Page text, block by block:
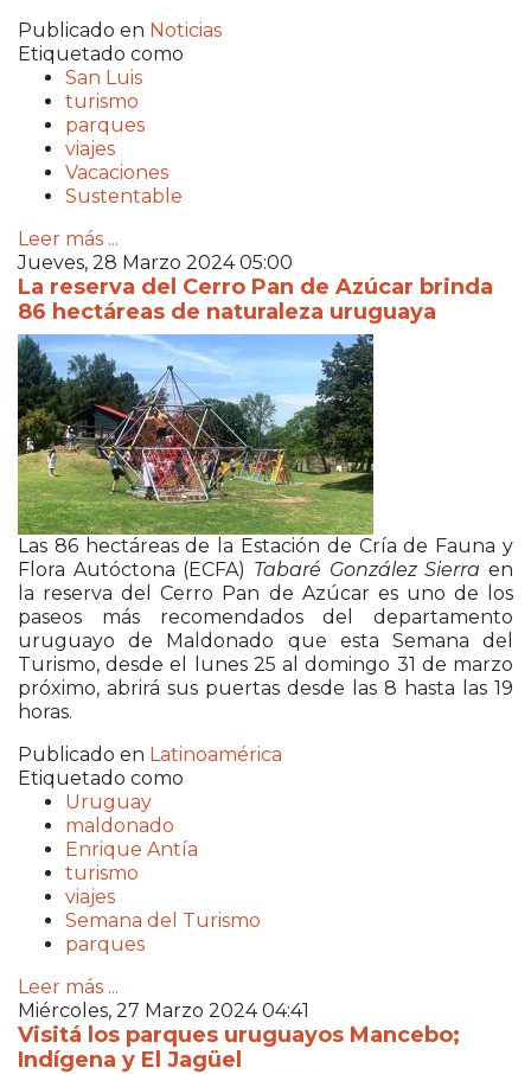
Publicado en Noticias
Etiquetado como
San Luis
turismo
parques
viajes
Vacaciones
Sustentable
Leer más ...
Jueves, 28 Marzo 2024 05:00
La reserva del Cerro Pan de Azúcar brinda
86 hectáreas de naturaleza uruguaya
Las 86 hectáreas de la Estación de Cría de Fauna y
Flora Autóctona (ECFA) Tabaré González Sierra en
la reserva del Cerro Pan de Azúcar es uno de los
paseos más recomendados del departamento
uruguayo de Maldonado que esta Semana del
Turismo, desde el lunes 25 al domingo 31 de marzo
próximo, abrirá sus puertas desde las 8 hasta las 19
horas.
Publicado en Latinoamérica
Etiquetado como
Uruguay
maldonado
Enrique Antía
turismo
viajes
Semana del Turismo
parques
Leer más ...
Miércoles, 27 Marzo 2024 04:41
Visitá los parques uruguayos Mancebo;
Indígena y El Jagüel